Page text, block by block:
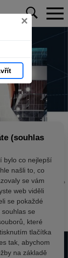
×
(souhlas
bylo co nejlepší
našli to, co
se vám
web viděli
se pokaždé
se
které
tlačítka
tak, abychom
na základě